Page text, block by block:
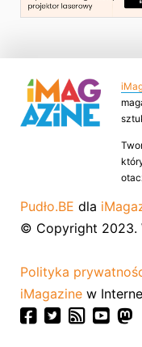
Pudło.BE dla
© Copyright 2023.
Polityka
iMagazine w